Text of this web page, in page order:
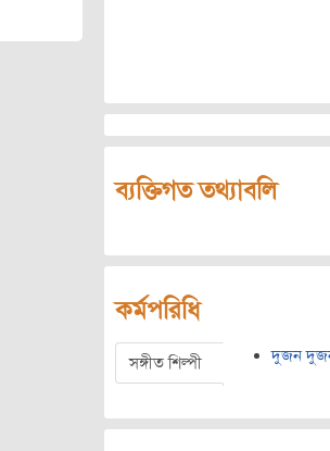
ব্যক্তিগত তথ্যাবলি
কর্মপরিধি
সঙ্গীত শিল্পী দুজন